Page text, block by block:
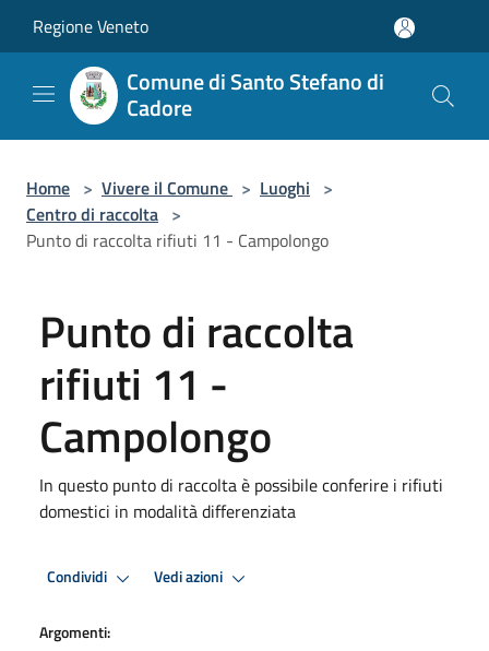
Regione Veneto
Comune di Santo Stefano di
Cadore
Home > Vivere il Comune > Luoghi >
Centro di raccolta >
Punto di raccolta rifiuti 11 - Campolongo
Punto di raccolta
rifiuti 11 -
Campolongo
In questo punto di raccolta è possibile conferire i rifiuti
domestici in modalità differenziata
Condividi Vedi azioni
Argomenti: